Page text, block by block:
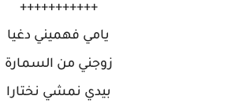
+++++++++++
يامي فهميني دغيا
زوجني من السمارة
بيدي نمشي نختارا